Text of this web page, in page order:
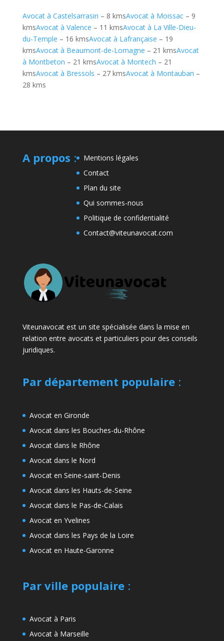
Avocat à Castelsarrasin – 8 kmsAvocat à Moissac– 9
kmsAvocat à Valence – 11 kmsAvocat à La Ville-Dieu-
du-Temple – 16 kmsAvocat à Lafrançaise – 19
kmsAvocat à Beaumont-de-Lomagne – 21 kmsAvocat
à Montbeton – 21 kmsAvocat à Montech – 21
kmsAvocat à Bressols – 27 kmsAvocat à Montauban –
28 kms
A propos :
Mentions légales
Contact
Plan du site
Qui sommes-nous
Politique de confidentialité
Contact@viteunavocat.com
Viteunavocat est un site spécialisée dans la mise en
relation entre avocats et particuliers pour des conseils
juridiques.
Par département populaire:
Avocat en Gironde
Avocat dans les Bouches-du-Rhône
Avocat dans le Rhône
Avocat dans le Nord
Avocat en Seine-saint-Denis
Avocat dans les Hauts-de-Seine
Avocat dans le Pas-de-Calais
Avocat en Yvelines
Avocat dans les Pays de la Loire
Avocat en Haute-Garonne
Par ville populaire:
Avocat à Paris
Avocat à Marseille